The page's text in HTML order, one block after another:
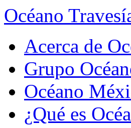
Océano
Acerca de
Grupo
Océano
¿Qué es